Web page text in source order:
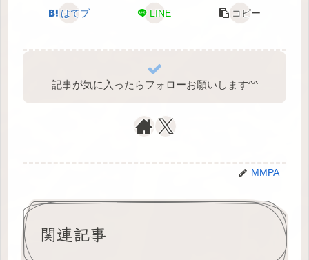
はてブ LINE コピー
記事が気に入ったらフォローお願いします^⁠^⁠
MMPA
関連記事